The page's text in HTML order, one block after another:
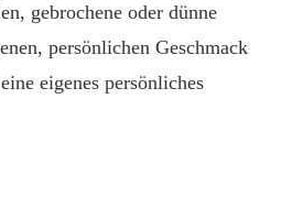
gebrochene oder dünne
persönlichen Geschmack
eigenes persönliches